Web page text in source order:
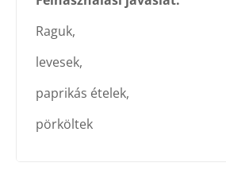
Raguk,
levesek,
paprikás ételek,
pörköltek